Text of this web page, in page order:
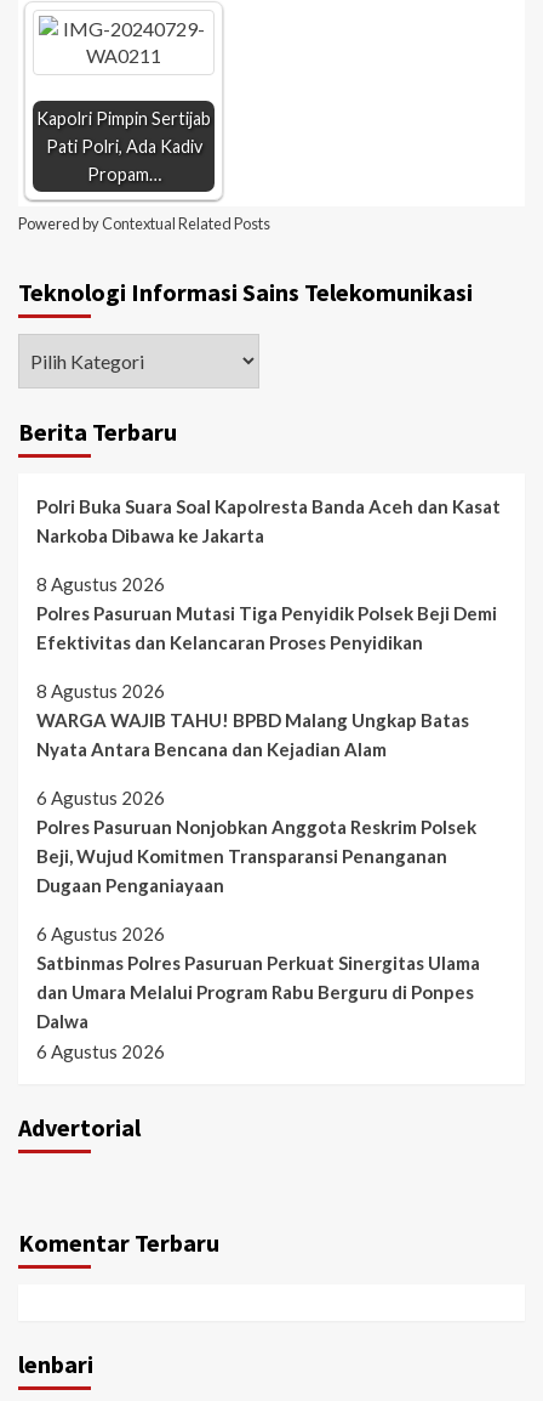
Kapolri Pimpin Sertijab
Pati Polri, Ada Kadiv
Propam…
Powered byContextual Related Posts
Teknologi Informasi Sains Telekomunikasi
Berita Terbaru
Polri Buka Suara Soal Kapolresta Banda Aceh dan Kasat
Narkoba Dibawa ke Jakarta
8 Agustus 2026
Polres Pasuruan Mutasi Tiga Penyidik Polsek Beji Demi
Efektivitas dan Kelancaran Proses Penyidikan
8 Agustus 2026
WARGA WAJIB TAHU! BPBD Malang Ungkap Batas
Nyata Antara Bencana dan Kejadian Alam
6 Agustus 2026
Polres Pasuruan Nonjobkan Anggota Reskrim Polsek
Beji, Wujud Komitmen Transparansi Penanganan
Dugaan Penganiayaan
6 Agustus 2026
Satbinmas Polres Pasuruan Perkuat Sinergitas Ulama
dan Umara Melalui Program Rabu Berguru di Ponpes
Dalwa
6 Agustus 2026
Advertorial
Komentar Terbaru
lenbari